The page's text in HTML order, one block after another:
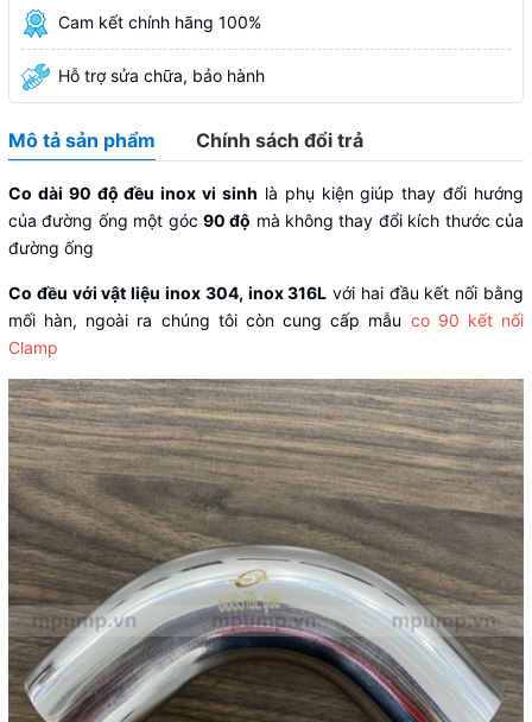
Cam kết chính hãng 100%
Hỗ trợ sửa chữa, bảo hành
Mô tả sản phẩm Chính sách đổi trả
Co dài 90 độ đều inox vi sinh là phụ kiện giúp thay đổi hướng
của đường ống một góc 90 độ mà không thay đổi kích thước của
đường ống
Co đều với vật liệu inox 304, inox 316L với hai đầu kết nối bằng
mối hàn, ngoài ra chúng tôi còn cung cấp mẫu co 90 kết nối
Clamp